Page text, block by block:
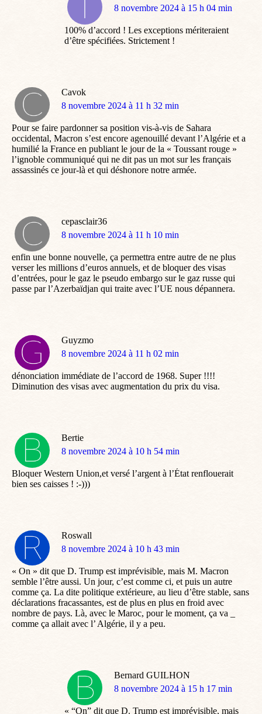
dit
8 novembre 2024 à 15 h 04 min
100% d’accord ! Les exceptions mériteraient
d’être spécifiées. Strictement !
Cavok
dit
8 novembre 2024 à 11 h 32 min
Pour se faire pardonner sa position vis-à-vis de Sahara
occidental, Macron s’est encore agenouillé devant l’Algérie et a
humilié la France en publiant le jour de la « Toussant rouge »
l’ignoble communiqué qui ne dit pas un mot sur les français
assassinés ce jour-là et qui déshonore notre armée.
cepasclair36
dit
8 novembre 2024 à 11 h 10 min
enfin une bonne nouvelle, ça permettra entre autre de ne plus
verser les millions d’euros annuels, et de bloquer des visas
d’entrées, pour le gaz le pseudo embargo sur le gaz russe qui
passe par l’Azerbaïdjan qui traite avec l’UE nous dépannera.
Guyzmo
dit
8 novembre 2024 à 11 h 02 min
dénonciation immédiate de l’accord de 1968. Super !!!!
Diminution des visas avec augmentation du prix du visa.
Bertie
dit
8 novembre 2024 à 10 h 54 min
Bloquer Western Union,et versé l’argent à l’État renflouerait
bien ses caisses ! :-)))
Roswall
dit
8 novembre 2024 à 10 h 43 min
« On » dit que D. Trump est imprévisible, mais M. Macron
semble l’être aussi. Un jour, c’est comme ci, et puis un autre
comme ça. La dite politique extérieure, au lieu d’être stable, sans
déclarations fracassantes, est de plus en plus en froid avec
nombre de pays. Là, avec le Maroc, pour le moment, ça va _
comme ça allait avec l’ Algérie, il y a peu.
Bernard GUILHON
dit
8 novembre 2024 à 15 h 17 min
« “On” dit que D. Trump est imprévisible, mais